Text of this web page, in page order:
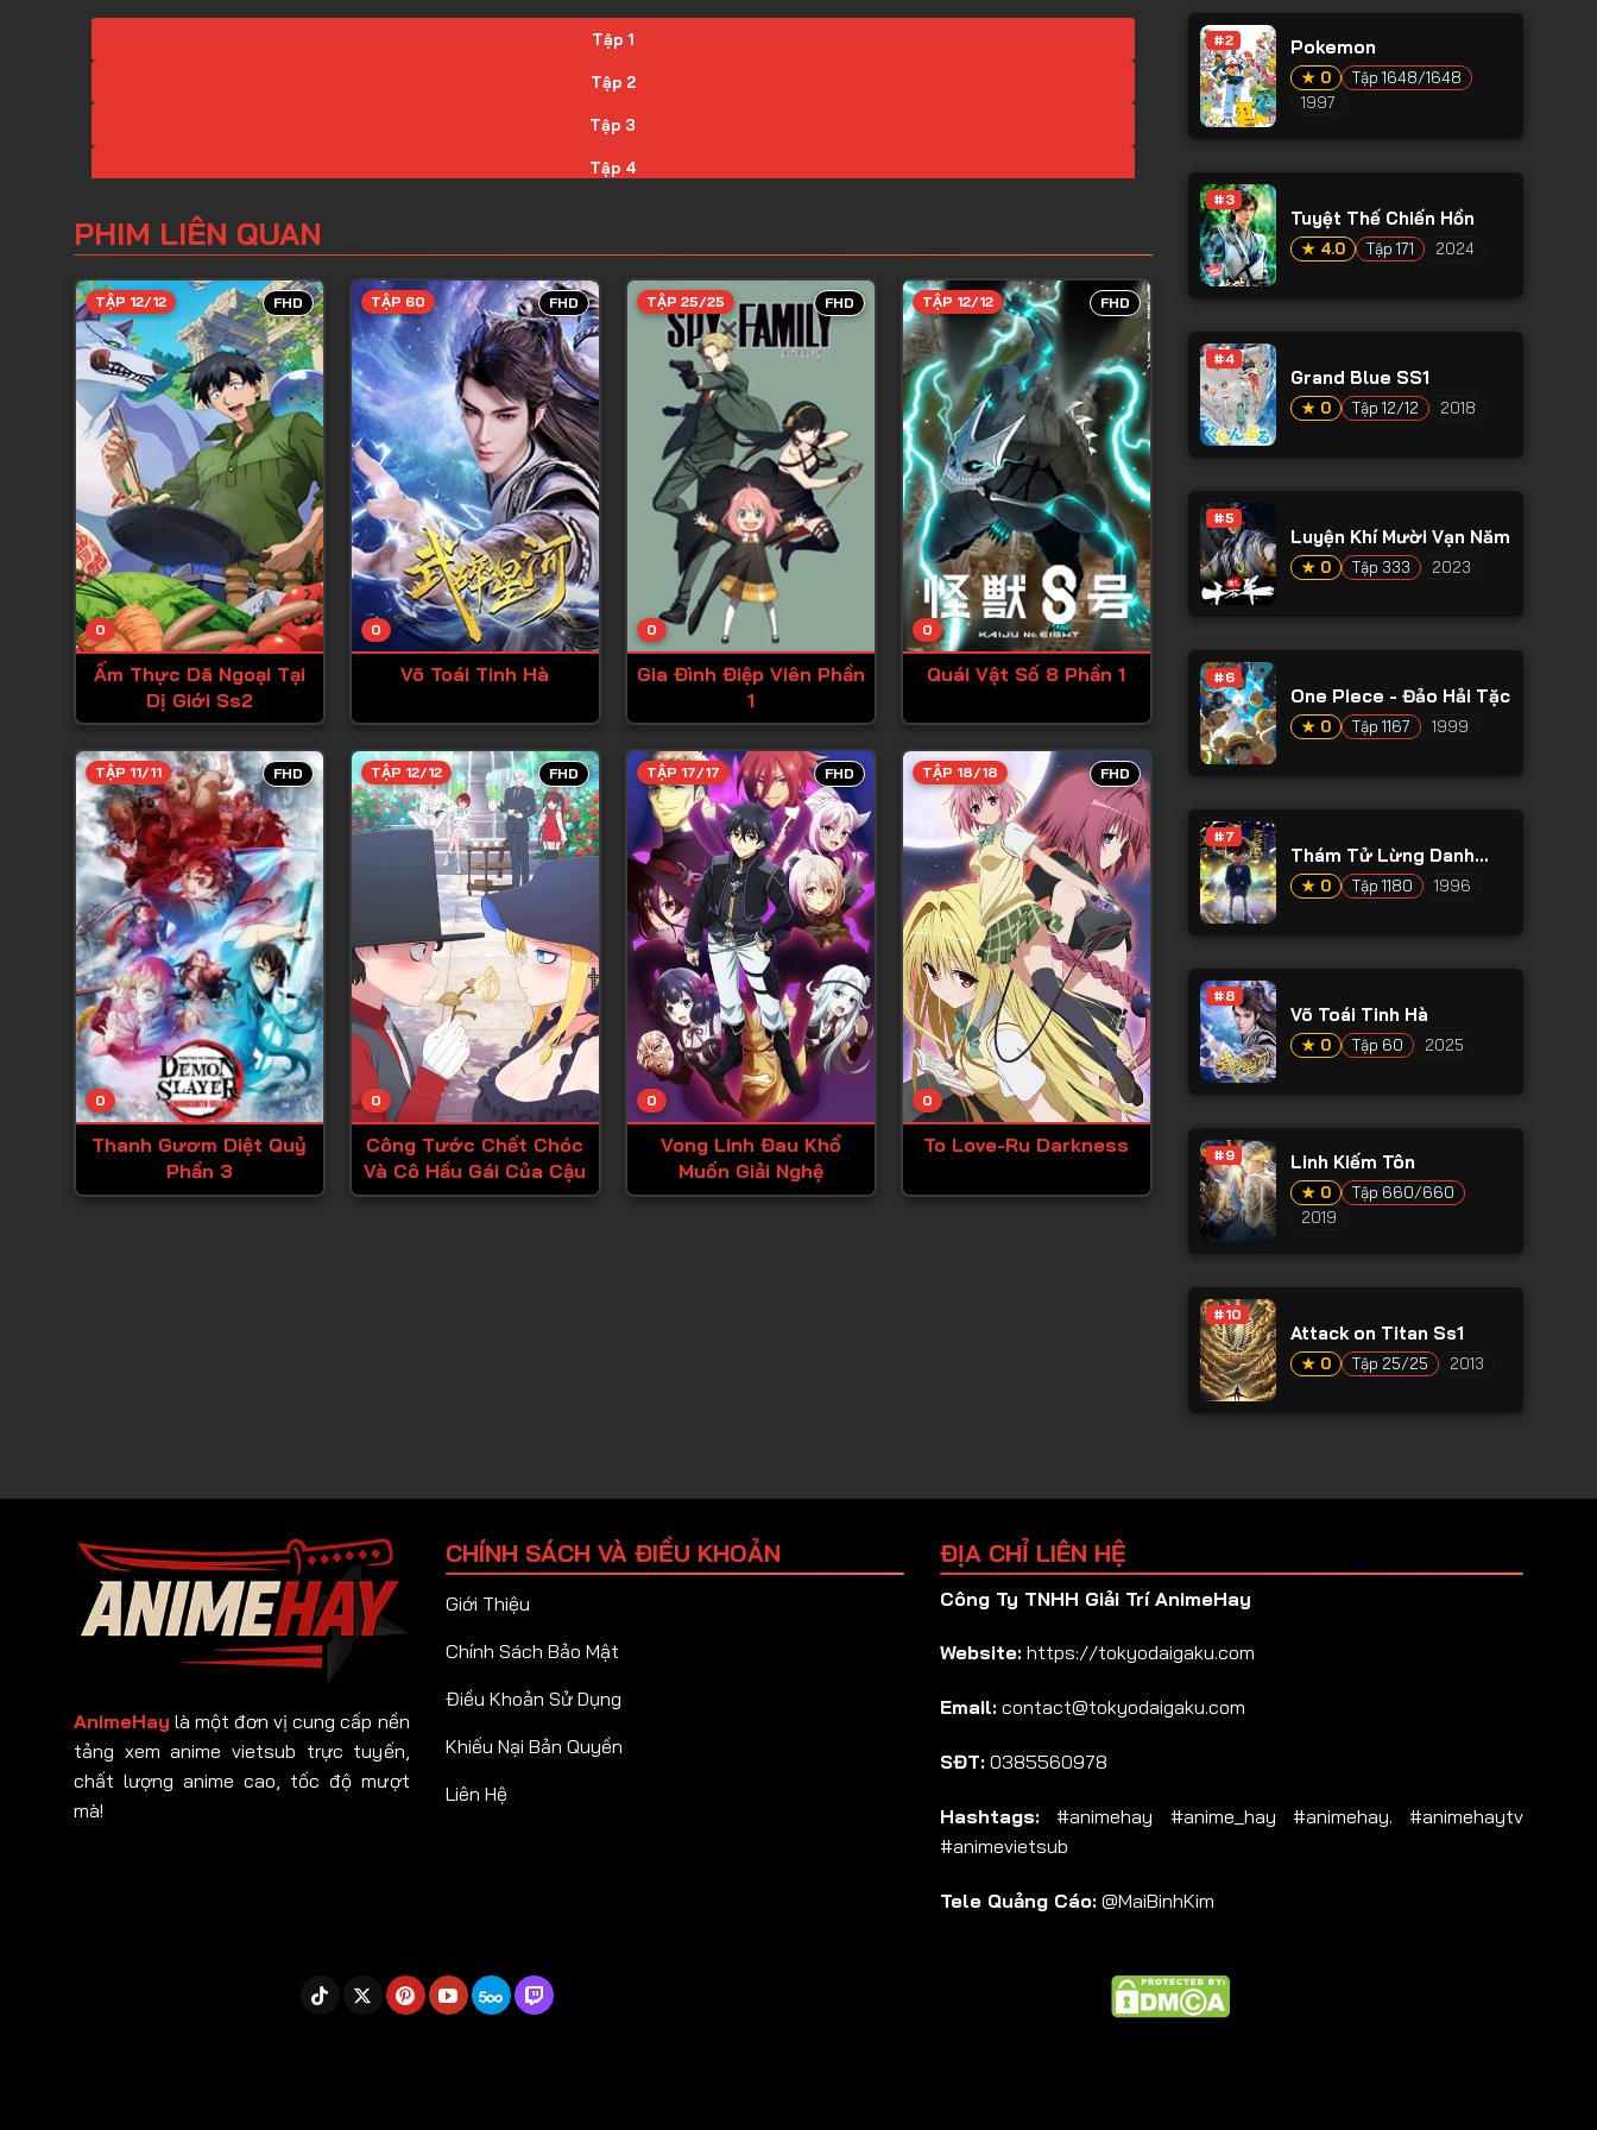
Tập 1
Tập 2
Tập 3
Tập 4
Tập 6
Tập 7
Tập 8
Tập 9
Tập 10
Tập 11
Tập 12
Tập 13
Tập 14
Tập 15
Tập 16
Tập 17
Tập 18
Tập 19
Tập 20
Tập 21
Tập 22
Tập 23
Tập 24
Tập 25
Tập 26
Tập 28
Tập 36
Tập 37
Tập 39
Tập 40
Tập 41
PHIM LIÊN QUAN
FHD
0
TẬP 12/12
Ẩm Thực Dã Ngoại Tại
Dị Giới Ss2
FHD
0
TẬP 60
Võ Toái Tinh Hà
FHD
0
TẬP 25/25
Gia Đình Điệp Viên Phần
1
FHD
0
TẬP 12/12
Quái Vật Số 8 Phần 1
FHD
0
TẬP 11/11
Thanh Gươm Diệt Quỷ
Phần 3
FHD
0
TẬP 12/12
Công Tước Chết Chóc
Và Cô Hầu Gái Của Cậu
FHD
0
TẬP 17/17
Vong Linh Đau Khổ
Muốn Giải Nghệ
FHD
0
TẬP 18/18
To Love-Ru Darkness
#2 Pokemon
★ 0
Tập 1648/1648
1997
#3
Tuyệt Thế Chiến Hồn
★ 4.0 Tập 171 2024
#4
Grand Blue SS1
★ 0 Tập 12/12 2018
#5
Luyện Khí Mười Vạn Năm
★ 0 Tập 333 2023
#6
One Piece - Đảo Hải Tặc
★ 0 Tập 1167 1999
#7
Thám Tử Lừng Danh
Conan
★ 0 Tập 1180 1996
#8
Võ Toái Tinh Hà
★ 0 Tập 60 2025
#9 Linh Kiếm Tôn
★ 0
Tập 660/660
2019
#10
Attack on Titan Ss1
★ 0 Tập 25/25 2013
AnimeHay là một đơn vị cung cấp nền
tảng xem anime vietsub trực tuyến,
chất lượng anime cao, tốc độ mượt
mà!
CHÍNH SÁCH VÀ ĐIỀU KHOẢN
Giới Thiệu
Chính Sách Bảo Mật
Điều Khoản Sử Dụng
Khiếu Nại Bản Quyền
Liên Hệ
ĐỊA CHỈ LIÊN HỆ
Công Ty TNHH Giải Trí AnimeHay
Website: https://tokyodaigaku.com
Email: contact@tokyodaigaku.com
SĐT: 0385560978
Hashtags: #animehay #anime_hay #animehay. #animehaytv
#animevietsub
Tele Quảng Cáo: @MaiBinhKim